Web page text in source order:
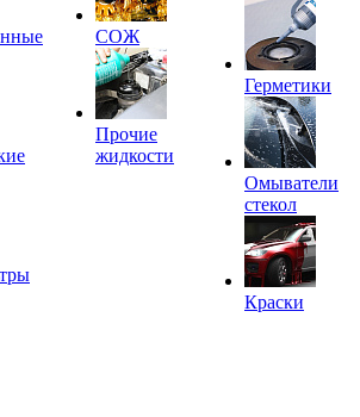
СОЖ
Прочие
жидкости
Герметики
Омыватели
стекол
Краски